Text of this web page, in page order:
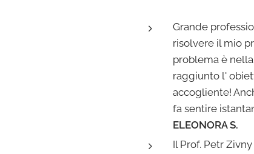
Grande
risolvere il mio
problema è
raggiunto l'
accogliente!
fa sentire
ELEONORA S.
Il Prof. Petr